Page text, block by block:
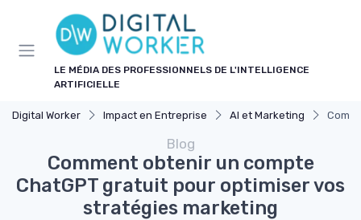
LE MÉDIA DES PROFESSIONNELS DE L'INTELLIGENCE
ARTIFICIELLE
Digital Worker Impact en Entreprise AI et Marketing
Blog
Comment obtenir un compte
ChatGPT gratuit pour optimiser vos
stratégies marketing